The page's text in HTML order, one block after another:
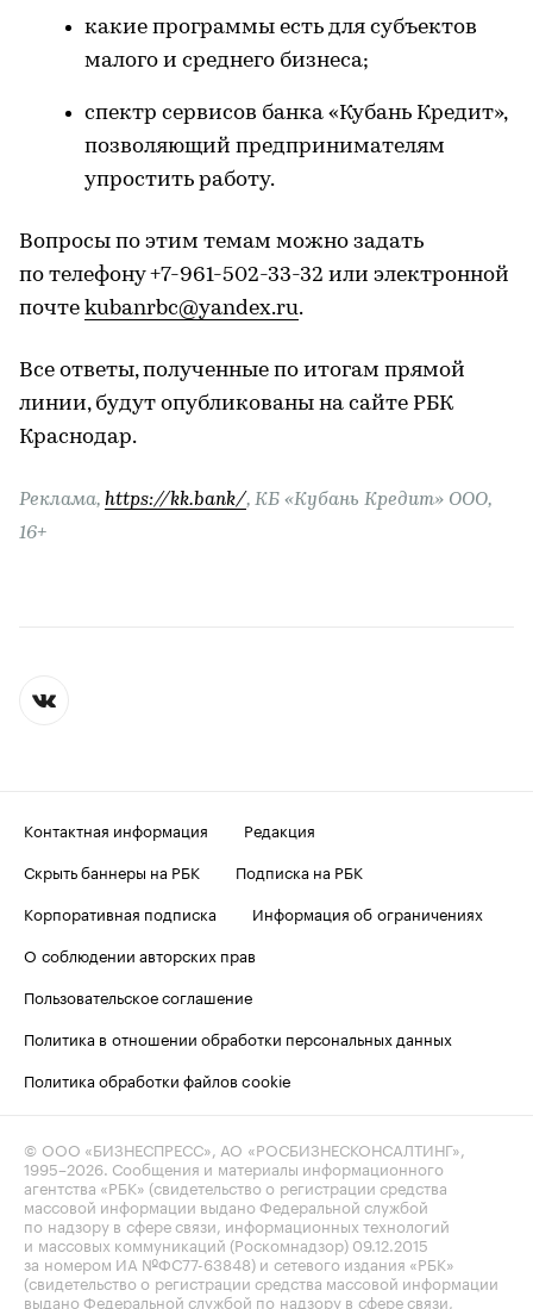
какие программы есть для субъектов
малого и среднего бизнеса;
спектр сервисов банка «Кубань Кредит»,
позволяющий предпринимателям
упростить работу.
Вопросы по этим темам можно задать
по телефону +7-961-502-33-32 или электронной
почте kubanrbc@yandex.ru.
Все ответы, полученные по итогам прямой
линии, будут опубликованы на сайте РБК
Краснодар.
Реклама, https://kk.bank/, КБ «Кубань Кредит» ООО,
16+
Контактная информация
Редакция
Скрыть баннеры на РБК
Подписка на РБК
Корпоративная подписка
Информация об ограничениях
О соблюдении авторских прав
Пользовательское соглашение
Политика в отношении обработки персональных данных
Политика обработки файлов cookie
© ООО «БИЗНЕСПРЕСС», АО «РОСБИЗНЕСКОНСАЛТИНГ»,
1995–2026 . Сообщения и материалы информационного
агентства «РБК» (свидетельство о регистрации средства
массовой информации выдано Федеральной службой
по надзору в сфере связи, информационных технологий
и массовых коммуникаций (Роскомнадзор) 09.12.2015
за номером ИА №ФС77-63848) и сетевого издания «РБК»
(свидетельство о регистрации средства массовой информации
выдано Федеральной службой по надзору в сфере связи,